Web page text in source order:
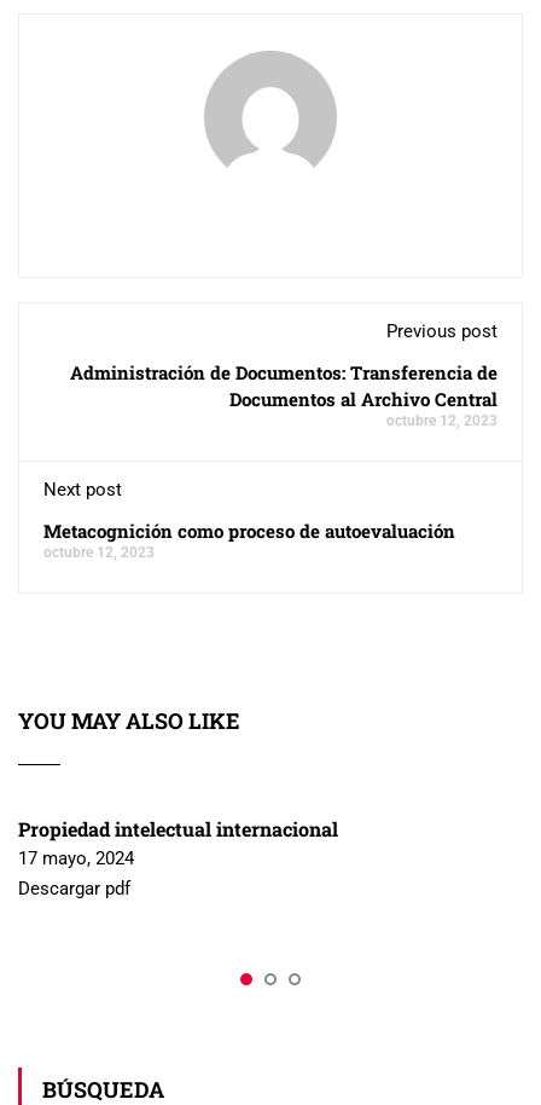
Previous post
Administración de Documentos: Transferencia de
Documentos al Archivo Central
octubre 12, 2023
Next post
Metacognición como proceso de autoevaluación
octubre 12, 2023
YOU MAY ALSO LIKE
Propiedad intelectual internacional
17 mayo, 2024
Descargar pdf
BÚSQUEDA